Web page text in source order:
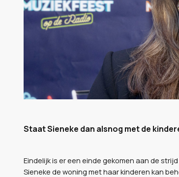
Staat Sieneke dan alsnog met de
Eindelijk is er een einde gekomen aan de
Sieneke de woning met haar kinderen kan